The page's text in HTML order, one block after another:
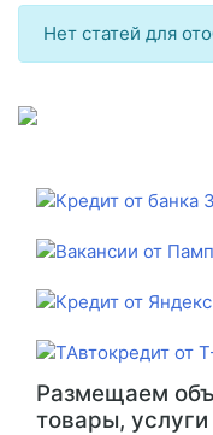
Нет статей для
Размещаем
товары,